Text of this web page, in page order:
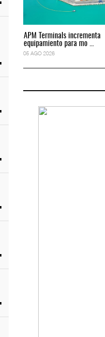
APM Terminals incrementa
equipamiento para mo ...
05 AGO 2026